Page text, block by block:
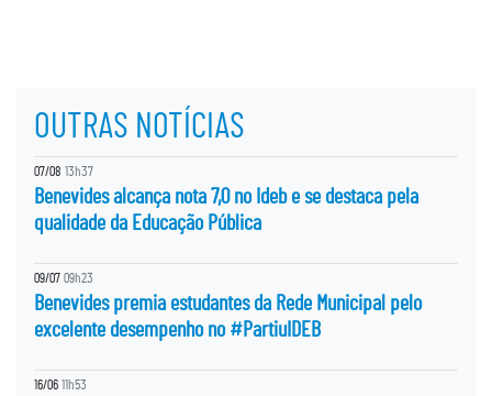
OUTRAS NOTÍCIAS
07/08 13h37
Benevides alcança nota 7,0 no Ideb e se destaca pela
qualidade da Educação Pública
09/07 09h23
Benevides premia estudantes da Rede Municipal pelo
excelente desempenho no #PartiuIDEB
16/06 11h53